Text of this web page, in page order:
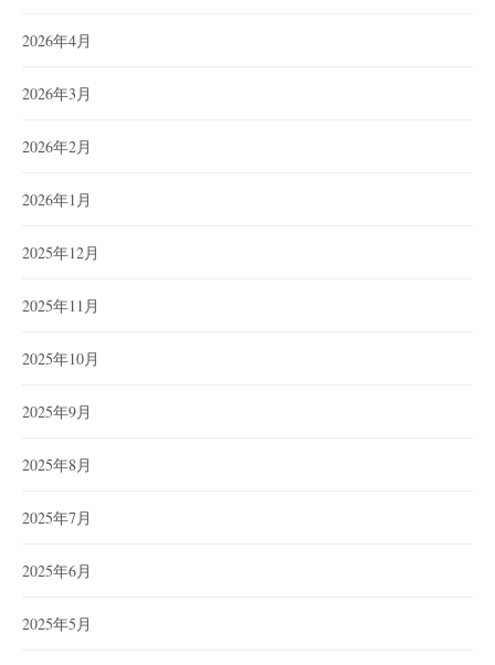
2026年4月
2026年3月
2026年2月
2026年1月
2025年12月
2025年11月
2025年10月
2025年9月
2025年8月
2025年7月
2025年6月
2025年5月